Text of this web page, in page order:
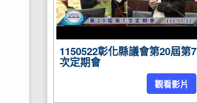
1150522彰化縣議會第20屆第7
次定期會
觀看影片